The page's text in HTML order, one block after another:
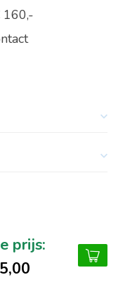
160,-